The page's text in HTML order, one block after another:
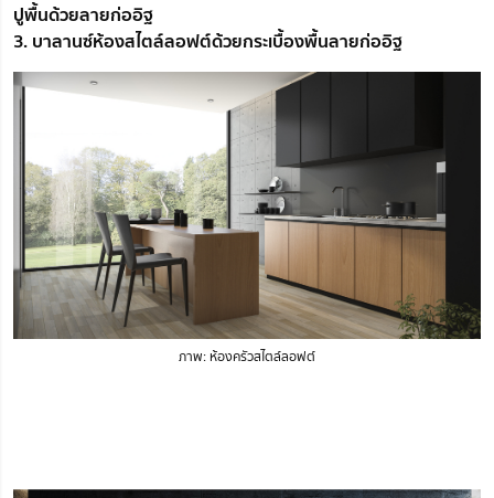
ปูพื้นด้วยลายก่ออิฐ
3. บาลานซ์ห้องสไตล์ลอฟต์ด้วยกระเบื้องพื้นลายก่ออิฐ
ภาพ: ห้องครัวสไตล์ลอฟต์